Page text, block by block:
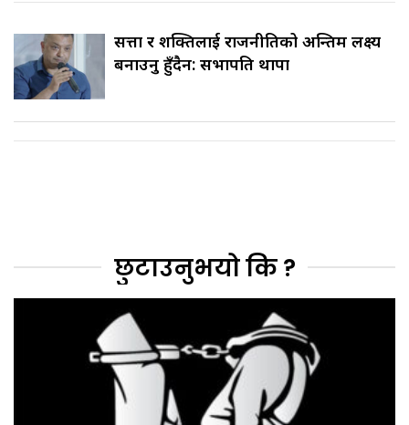
सत्ता र शक्तिलाई राजनीतिको अन्तिम लक्ष्य
बनाउनु हुँदैन: सभापति थापा
छुटाउनुभयो कि ?